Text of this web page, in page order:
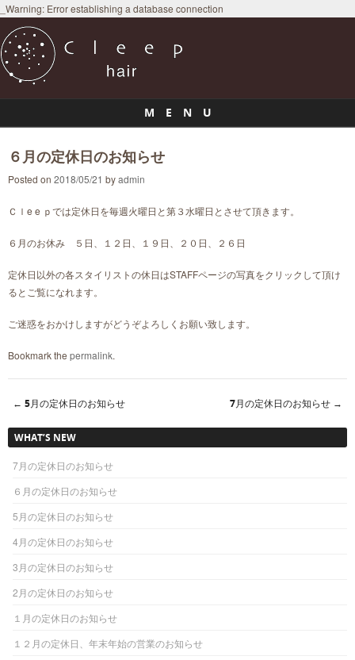
_Warning: Error establishing a database connection
M E N U
６月の定休日のお知らせ
Posted on 2018/05/21 byadmin
Ｃｌe e ｐでは定休日を毎週火曜日と第３水曜日とさせて頂きます。
６月のお休み ５日、１２日、１９日、２０日、２６日
定休日以外の各スタイリストの休日はSTAFFページの写真をクリックして頂け
るとご覧になれます。
ご迷惑をおかけしますがどうぞよろしくお願い致します。
Bookmark the permalink.
Post navigation
← 5月の定休日のお知らせ 7月の定休日のお知らせ →
WHAT’S NEW
7月の定休日のお知らせ
６月の定休日のお知らせ
5月の定休日のお知らせ
4月の定休日のお知らせ
3月の定休日のお知らせ
2月の定休日のお知らせ
１月の定休日のお知らせ
１２月の定休日、年末年始の営業のお知らせ